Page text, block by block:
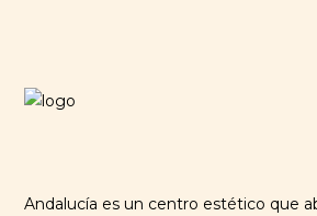
Andalucía es un centro estético que